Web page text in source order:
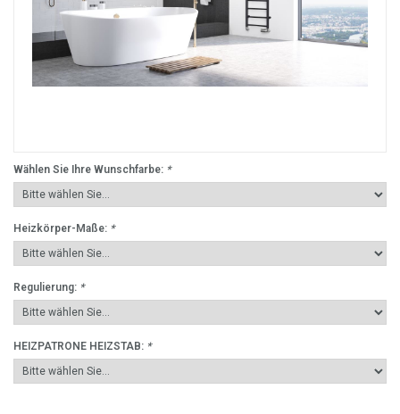
Wählen Sie Ihre Wunschfarbe: *
Heizkörper-Maße: *
Regulierung: *
HEIZPATRONE HEIZSTAB: *